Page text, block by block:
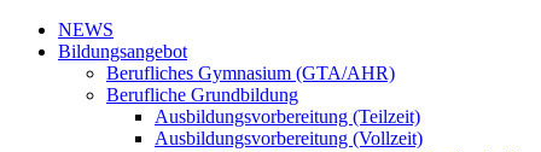
NEWS
Bildungsangebot
Berufliches Gymnasium (GTA/AHR)
Berufliche Grundbildung
Ausbildungsvorbereitung (Teilzeit)
Ausbildungsvorbereitung (Vollzeit)